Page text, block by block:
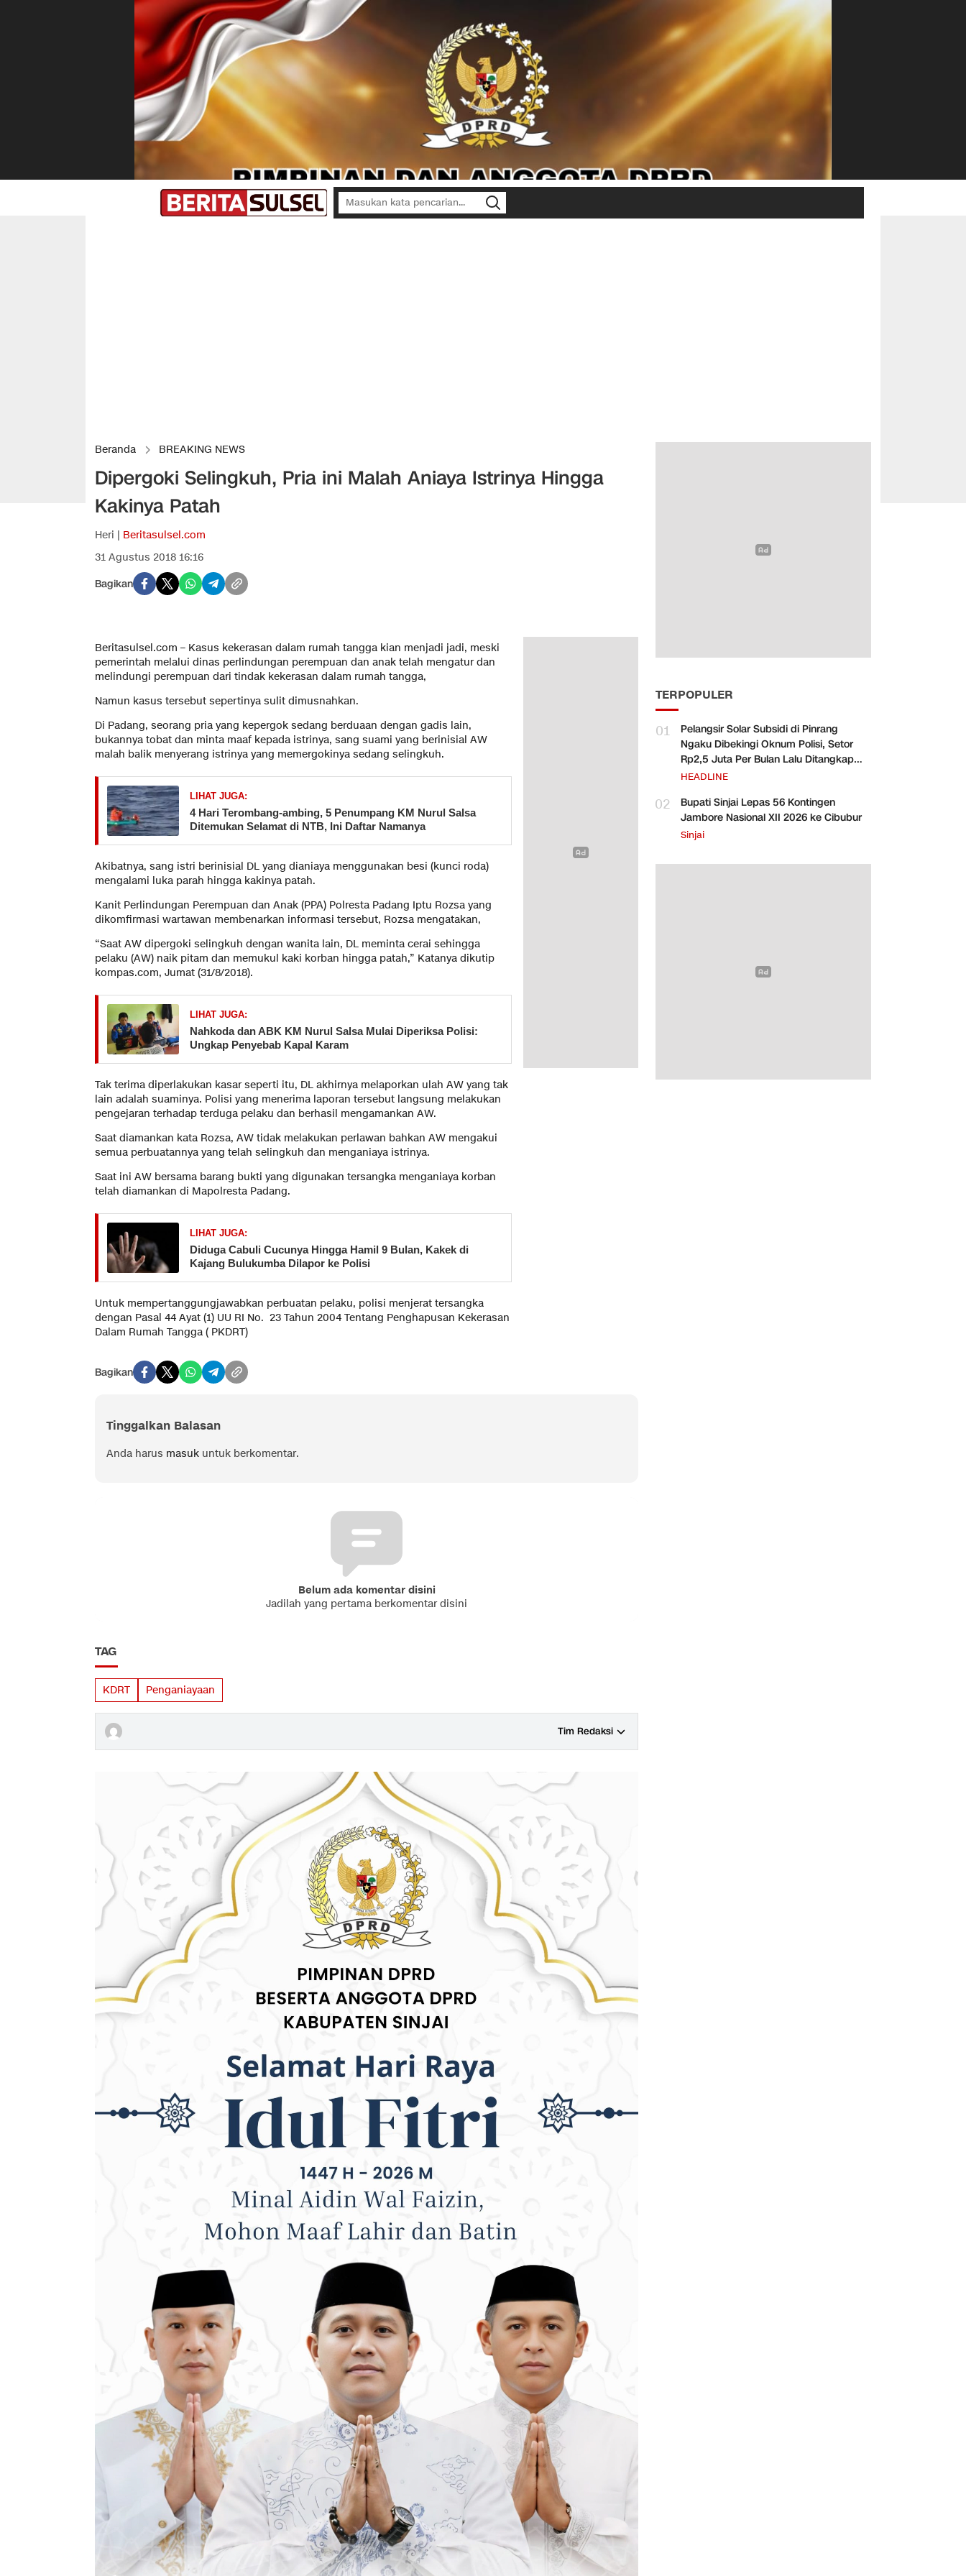
Beranda BREAKING NEWS
Dipergoki Selingkuh, Pria ini Malah Aniaya Istrinya Hingga
Kakinya Patah
Heri | Beritasulsel.com
31 Agustus 2018 16:16
Bagikan
Beritasulsel.com – Kasus kekerasan dalam rumah tangga kian menjadi jadi, meski
pemerintah melalui dinas perlindungan perempuan dan anak telah mengatur dan
melindungi perempuan dari tindak kekerasan dalam rumah tangga,
Namun kasus tersebut sepertinya sulit dimusnahkan.
Di Padang, seorang pria yang kepergok sedang berduaan dengan gadis lain,
bukannya tobat dan minta maaf kepada istrinya, sang suami yang berinisial AW
malah balik menyerang istrinya yang memergokinya sedang selingkuh.
LIHAT JUGA:
​4 Hari Terombang-ambing, 5 Penumpang KM Nurul Salsa
Ditemukan Selamat di NTB, Ini Daftar Namanya
Akibatnya, sang istri berinisial DL yang dianiaya menggunakan besi (kunci roda)
mengalami luka parah hingga kakinya patah.
Kanit Perlindungan Perempuan dan Anak (PPA) Polresta Padang Iptu Rozsa yang
dikomfirmasi wartawan membenarkan informasi tersebut, Rozsa mengatakan,
“Saat AW dipergoki selingkuh dengan wanita lain, DL meminta cerai sehingga
pelaku (AW) naik pitam dan memukul kaki korban hingga patah,” Katanya dikutip
kompas.com, Jumat (31/8/2018).
LIHAT JUGA:
Nahkoda dan ABK KM Nurul Salsa Mulai Diperiksa Polisi:
Ungkap Penyebab Kapal Karam
Tak terima diperlakukan kasar seperti itu, DL akhirnya melaporkan ulah AW yang tak
lain adalah suaminya. Polisi yang menerima laporan tersebut langsung melakukan
pengejaran terhadap terduga pelaku dan berhasil mengamankan AW.
Saat diamankan kata Rozsa, AW tidak melakukan perlawan bahkan AW mengakui
semua perbuatannya yang telah selingkuh dan menganiaya istrinya.
Saat ini AW bersama barang bukti yang digunakan tersangka menganiaya korban
telah diamankan di Mapolresta Padang.
LIHAT JUGA:
Diduga Cabuli Cucunya Hingga Hamil 9 Bulan, Kakek di
Kajang Bulukumba Dilapor ke Polisi
Untuk mempertanggungjawabkan perbuatan pelaku, polisi menjerat tersangka
dengan Pasal 44 Ayat (1) UU RI No. 23 Tahun 2004 Tentang Penghapusan Kekerasan
Dalam Rumah Tangga ( PKDRT)
Bagikan
Tinggalkan Balasan
Anda harus masuk untuk berkomentar.
Belum ada komentar disini
Jadilah yang pertama berkomentar disini
TAG
KDRT Penganiayaan
Tim Redaksi
TERPOPULER
01
Pelangsir Solar Subsidi di Pinrang
Ngaku Dibekingi Oknum Polisi, Setor
Rp2,5 Juta Per Bulan Lalu Ditangkap
Saat Telat Bayar
HEADLINE
02
Bupati Sinjai Lepas 56 Kontingen
Jambore Nasional XII 2026 ke Cibubur
Sinjai